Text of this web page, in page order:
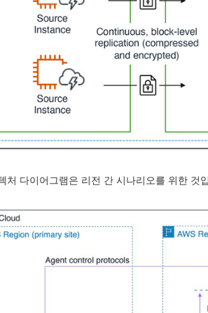
처 다이어그램은 리전 간 시나리오를 위한 것